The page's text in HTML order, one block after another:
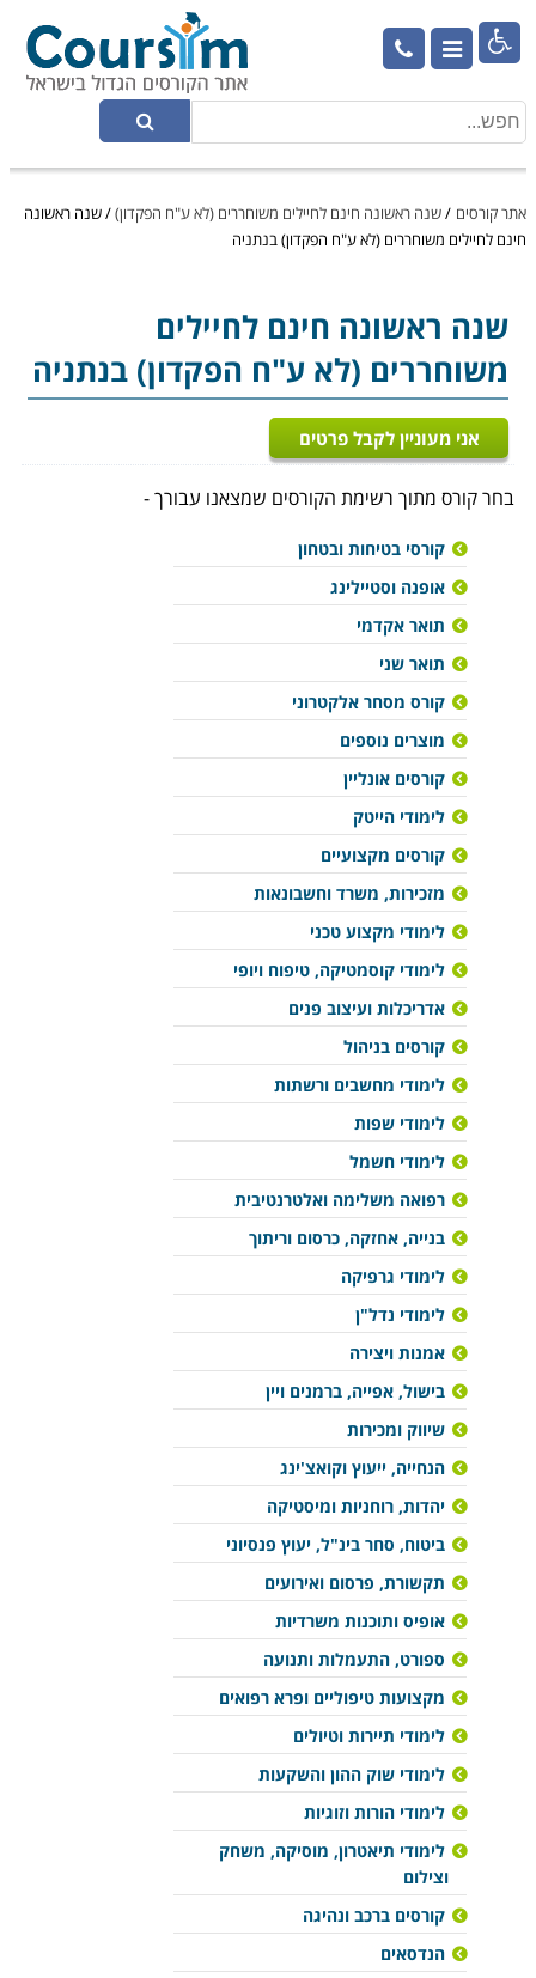

אתר קורסים /שנה ראשונה חינם לחיילים משוחררים (לא ע"ח הפקדון)/שנה ראשונה
חינם לחיילים משוחררים (לא ע"ח הפקדון) בנתניה
שנה ראשונה חינם לחיילים
משוחררים (לא ע"ח הפקדון) בנתניה
אני מעוניין לקבל פרטים
בחר קורס מתוך רשימת הקורסים שמצאנו עבורך -
קורסי בטיחות ובטחון
אופנה וסטיילינג
תואר אקדמי
תואר שני
קורס מסחר אלקטרוני
מוצרים נוספים
קורסים אונליין
לימודי הייטק
קורסים מקצועיים
מזכירות, משרד וחשבונאות
לימודי מקצוע טכני
לימודי קוסמטיקה, טיפוח ויופי
אדריכלות ועיצוב פנים
קורסים בניהול
לימודי מחשבים ורשתות
לימודי שפות
לימודי חשמל
רפואה משלימה ואלטרנטיבית
בנייה, אחזקה, כרסום וריתוך
לימודי גרפיקה
לימודי נדל"ן
אמנות ויצירה
בישול, אפייה, ברמנים ויין
שיווק ומכירות
הנחייה, ייעוץ וקואצ'ינג
יהדות, רוחניות ומיסטיקה
ביטוח, סחר בינ"ל, יעוץ פנסיוני
תקשורת, פרסום ואירועים
אופיס ותוכנות משרדיות
ספורט, התעמלות ותנועה
מקצועות טיפוליים ופרא רפואים
לימודי תיירות וטיולים
לימודי שוק ההון והשקעות
לימודי הורות וזוגיות
לימודי תיאטרון, מוסיקה, משחק
וצילום
קורסים ברכב ונהיגה
הנדסאים